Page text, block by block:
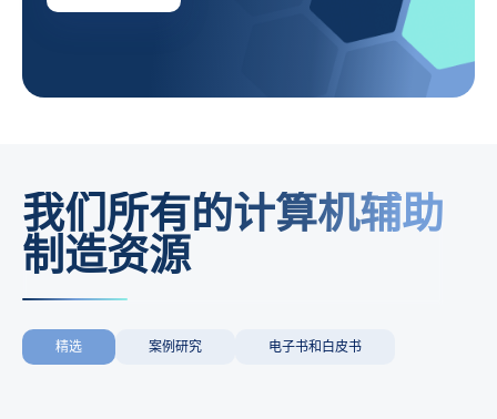
我们所有的计算机辅助
制造资源
精选 案例研究 电子书和白皮书